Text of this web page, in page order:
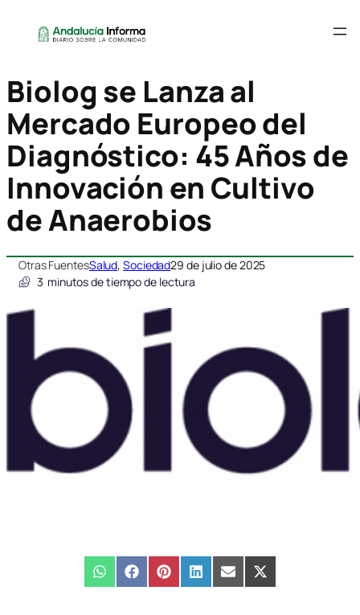
Biolog se Lanza al
Mercado Europeo del
Diagnóstico: 45 Años de
Innovación en Cultivo
de Anaerobios
Otras FuentesSalud, Sociedad29 de julio de 2025
3 minutos de tiempo de lectura
Compartir
en
WhatsAppCompartir
en
FacebookCompartir
en
PinterestCompartir
en
LinkedInCompartir
en
EmailCompartir
en
X
(Twitter)